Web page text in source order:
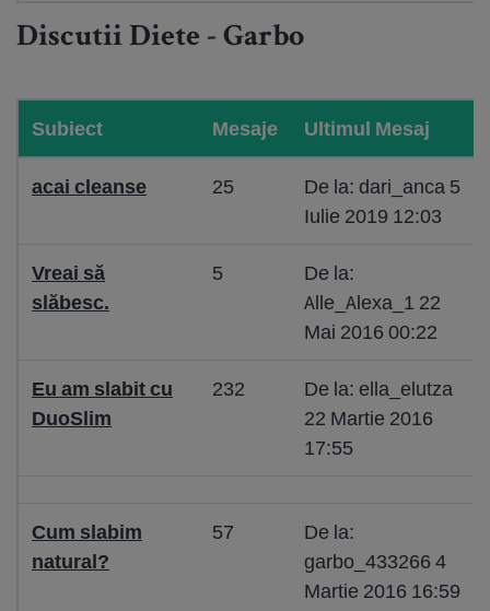
Discutii Diete - Garbo
Subiect Mesaje Ultimul Mesaj
acai cleanse 25
De la: dari_anca 5
Iulie 2019 12:03
Vreai să
slăbesc.
5
De la:
Alle_Alexa_1 22
Mai 2016 00:22
Eu am slabit cu
DuoSlim
232
De la: ella_elutza
22 Martie 2016
17:55
Cum slabim
natural?
57
De la:
garbo_433266 4
Martie 2016 16:59